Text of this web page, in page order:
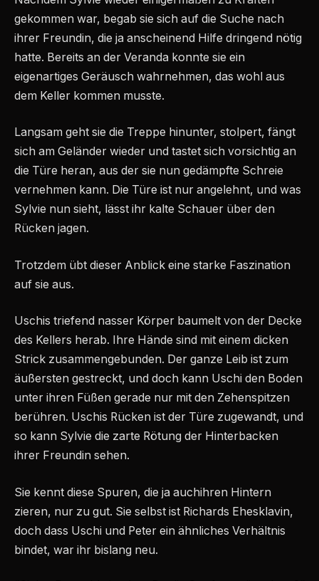
gekommen war, begab sie sich auf die Suche nach
ihrer Freundin, die ja anscheinend Hilfe dringend nötig
hatte. Bereits an der Veranda konnte sie ein
eigenartiges Geräusch wahrnehmen, das wohl aus
dem Keller kommen musste.
Langsam geht sie die Treppe hinunter, stolpert, fängt
sich am Geländer wieder und tastet sich vorsichtig an
die Türe heran, aus der sie nun gedämpfte Schreie
vernehmen kann. Die Türe ist nur angelehnt, und was
Sylvie nun sieht, lässt ihr kalte Schauer über den
Rücken jagen.
Trotzdem übt dieser Anblick eine starke Faszination
auf sie aus.
Uschis triefend nasser Körper baumelt von der Decke
des Kellers herab. Ihre Hände sind mit einem dicken
Strick zusammengebunden. Der ganze Leib ist zum
äußersten gestreckt, und doch kann Uschi den Boden
unter ihren Füßen gerade nur mit den Zehenspitzen
berühren. Uschis Rücken ist der Türe zugewandt, und
so kann Sylvie die zarte Rötung der Hinterbacken
ihrer Freundin sehen.
Sie kennt diese Spuren, die ja auchihren Hintern
zieren, nur zu gut. Sie selbst ist Richards Ehesklavin,
doch dass Uschi und Peter ein ähnliches Verhältnis
bindet, war ihr bislang neu.